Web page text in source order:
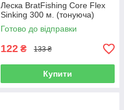
Леска BratFishing Core Flex
Sinking 300 м. (тонуюча)
Готово до відправки
122 ₴ 133 ₴
Купити